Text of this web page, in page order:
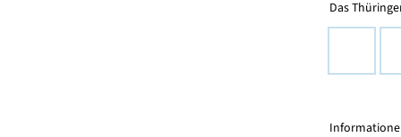
Das